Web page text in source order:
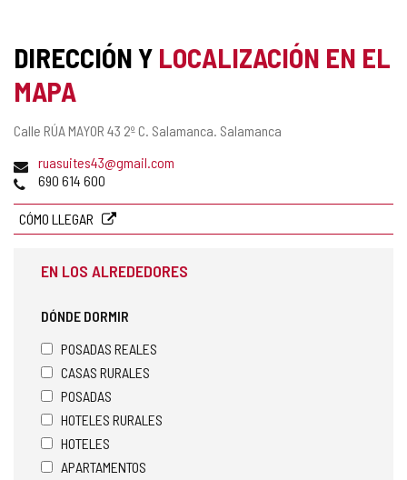
DIRECCIÓN Y LOCALIZACIÓN EN EL
MAPA
Dirección
Calle RÚA MAYOR 43 2º C. Salamanca. Salamanca
Dirección
de
electrónico
ruasuites43@gmail.com
Teléfonos
690 614 600
CÓMO LLEGAR
EN LOS ALREDEDORES
DÓNDE DORMIR
POSADAS REALES
CASAS RURALES
POSADAS
HOTELES RURALES
HOTELES
APARTAMENTOS